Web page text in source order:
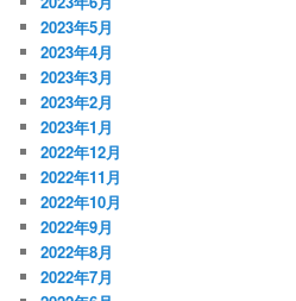
2023年5月
2023年4月
2023年3月
2023年2月
2023年1月
2022年12月
2022年11月
2022年10月
2022年9月
2022年8月
2022年7月